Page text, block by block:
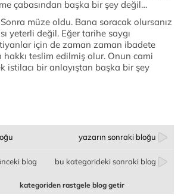
çabasından başka bir şey değil…
müze oldu. Bana soracak olursanız
yeterli değil. Eğer tarihe saygı
için de zaman zaman ibadete
hakkı teslim edilmiş olur. Onun cami
istilacı bir anlayıştan başka bir şey
yazarın sonraki bloğu
blog bu kategorideki sonraki blog
kategoriden rastgele blog getir